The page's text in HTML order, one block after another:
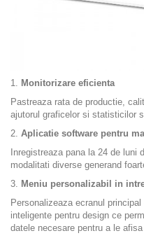
1. Monitorizare eficienta
Pastreaza rata de productie,
ajutorul graficelor si statisticilor
2. Aplicatie software pentru
Inregistreaza pana la 24 de luni
modalitati diverse generand
3. Meniu personalizabil in
Personalizeaza ecranul
inteligente pentru design ce
datele necesare pentru a le afisa